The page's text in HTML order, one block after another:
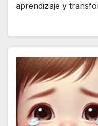
aprendizaje y